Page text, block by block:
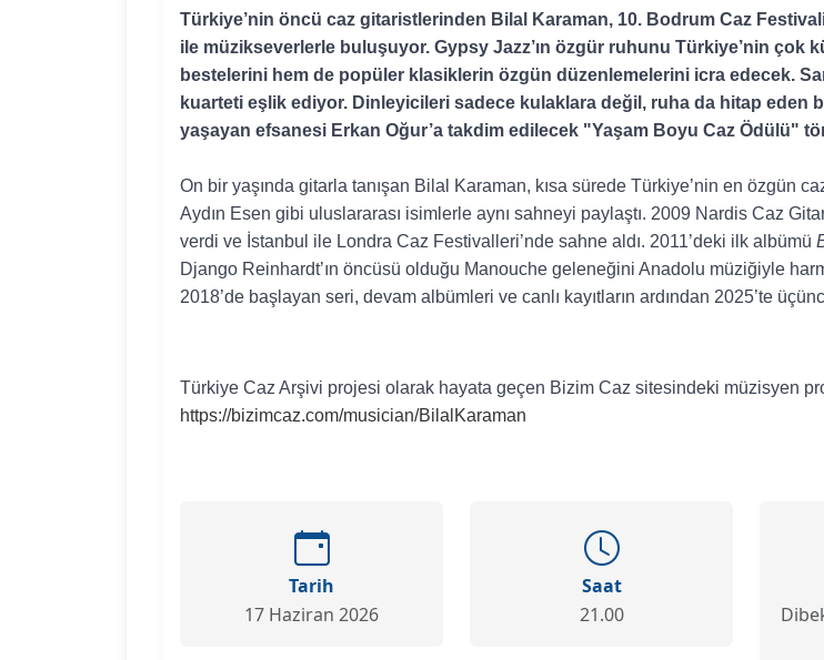
Türkiye’nin öncü caz gitaristlerinden Bilal Karaman, 10. Bodrum Caz
ile müzikseverlerle buluşuyor. Gypsy Jazz’ın özgür ruhunu Türkiye’nin çok
bestelerini hem de popüler klasiklerin özgün düzenlemelerini icra edecek. S
kuarteti eşlik ediyor. Dinleyicileri sadece kulaklara değil , ruha da hitap eden
yaşayan efsanesi Erkan Oğur’a takdim edilecek "Yaşam Boyu Caz Ödülü"
On bir yaşında gitarla tanışan Bilal Karaman, kısa sürede Türkiye’nin en özgün
Aydın Esen gibi uluslararası isimlerle aynı sahneyi paylaştı. 2009 Nardis Caz
verdi ve İstanbul ile Londra Caz Festivalleri’nde sahne aldı. 2011’deki ilk albümü
Django Reinhardt’ın öncüsü olduğu Manouche geleneğini Anadolu müziğiyle
2018’de başlayan seri, devam albümleri ve canlı kayıtların ardından 2025’te
Türkiye Caz Arşivi projesi olarak hayata geçen Bizim Caz sitesindeki müzisyen
https://bizimcaz.com/musician/BilalKaraman
Tarih
17 Haziran 2026
Saat
21.00